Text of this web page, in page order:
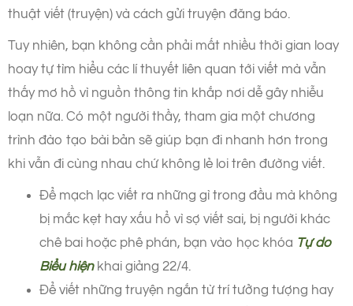
thuật viết (truyện) và cách gửi truyện đăng báo.
Tuy nhiên, bạn không cần phải mất nhiều thời gian loay
hoay tự tìm hiểu các lí thuyết liên quan tới viết mà vẫn
thấy mơ hồ vì nguồn thông tin khắp nơi dễ gây nhiễu
loạn nữa. Có một người thầy, tham gia một chương
trình đào tạo bài bản sẽ giúp bạn đi nhanh hơn trong
khi vẫn đi cùng nhau chứ không lẻ loi trên đường viết.
Để mạch lạc viết ra những gì trong đầu mà không
bị mắc kẹt hay xấu hổ vì sợ viết sai, bị người khác
chê bai hoặc phê phán, bạn vào học khóa Tự do
Biểu hiệnkhai giảng 22/4.
Để viết những truyện ngắn từ trí tưởng tượng hay